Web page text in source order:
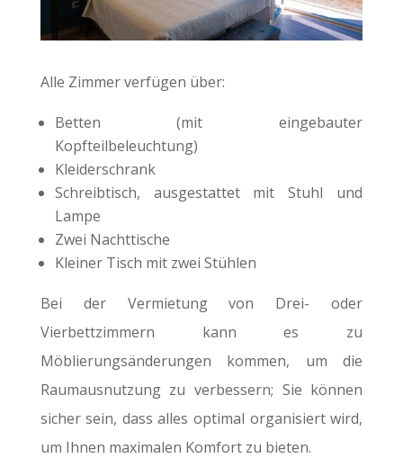
Alle Zimmer verfügen über:
Betten (mit eingebauter
Kopfteilbeleuchtung)
Kleiderschrank
Schreibtisch, ausgestattet mit Stuhl und
Lampe
Zwei Nachttische
Kleiner Tisch mit zwei Stühlen
Bei der Vermietung von Drei- oder
Vierbettzimmern kann es zu
Möblierungsänderungen kommen, um die
Raumausnutzung zu verbessern; Sie können
sicher sein, dass alles optimal organisiert wird,
um Ihnen maximalen Komfort zu bieten.